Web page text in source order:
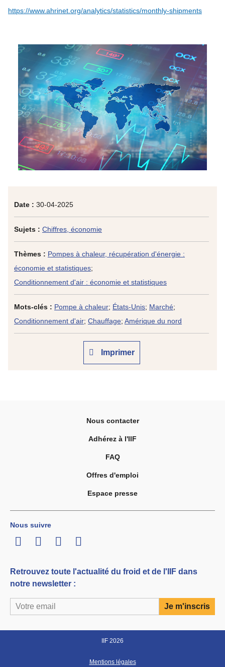
Date : 30-04-2025
Sujets : Chiffres, économie
Thèmes : Pompes à chaleur, récupération d'énergie :
économie et statistiques;
Conditionnement d'air : économie et statistiques
Mots-clés : Pompe à chaleur; États-Unis; Marché;
Conditionnement d'air; Chauffage; Amérique du nord
Imprimer
https://www.ahrinet.org/analytics/statistics/monthly-shipments
Nous contacter
Adhérez à l'IIF
FAQ
Offres d'emploi
Espace presse
Nous suivre
LinkedInTwitterFacebook
Youtube
Retrouvez toute l'actualité du froid et de l'IIF dans
notre newsletter :
IIF 2026
Mentions légales